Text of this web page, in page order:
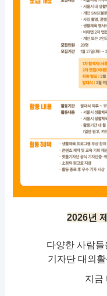
2026년
다양한 사람
기자단 대외
지금